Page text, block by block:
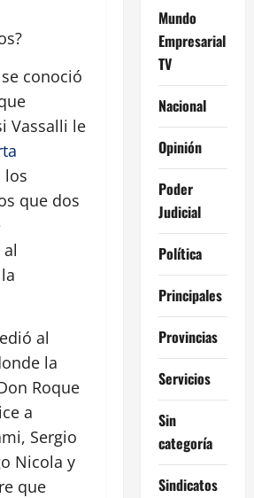
conoció
Vassalli le
los
que dos
al
la
Roque
a
Sergio
Nicola y
que
Mundo
Empresarial
TV
Nacional
Opinión
Poder
Judicial
Política
Principales
Provincias
Servicios
Sin
categoría
Sindicatos